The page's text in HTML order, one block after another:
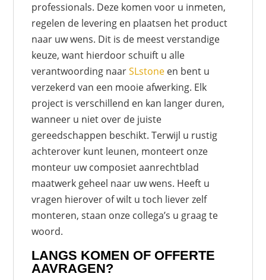
professionals. Deze komen voor u inmeten,
regelen de levering en plaatsen het product
naar uw wens. Dit is de meest verstandige
keuze, want hierdoor schuift u alle
verantwoording naarSLstone en bent u
verzekerd van een mooie afwerking. Elk
project is verschillend en kan langer duren,
wanneer u niet over de juiste
gereedschappen beschikt. Terwijl u rustig
achterover kunt leunen, monteert onze
monteur uw composiet aanrechtblad
maatwerk geheel naar uw wens. Heeft u
vragen hierover of wilt u toch liever zelf
monteren, staan onze collega’s u graag te
woord.
LANGS KOMEN OF OFFERTE
AAVRAGEN?